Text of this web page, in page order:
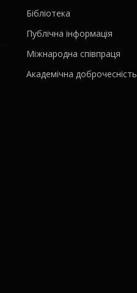
Бібліотека
Публічна інформація
Міжнародна співпраця
Академічна доброчесність